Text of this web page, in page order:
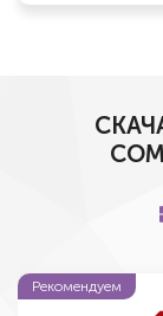
Рекомендуем